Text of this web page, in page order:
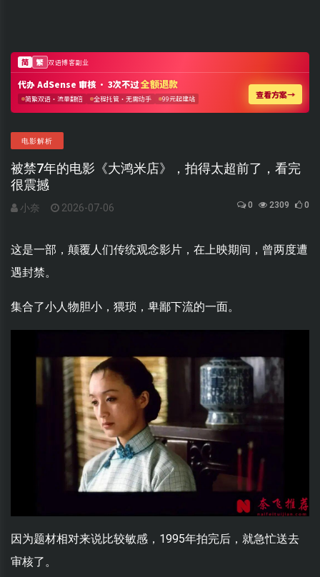
电影解析
被禁7年的电影《大鸿米店》，拍得太超前了，看完
很震撼
小奈 2026-07-06 0 2309 0
这是一部，颠覆人们传统观念影片，在上映期间，曾两度遭
遇封禁。
集合了小人物胆小，猥琐，卑鄙下流的一面。
因为题材相对来说比较敏感，1995年拍完后，就急忙送去
审核了。